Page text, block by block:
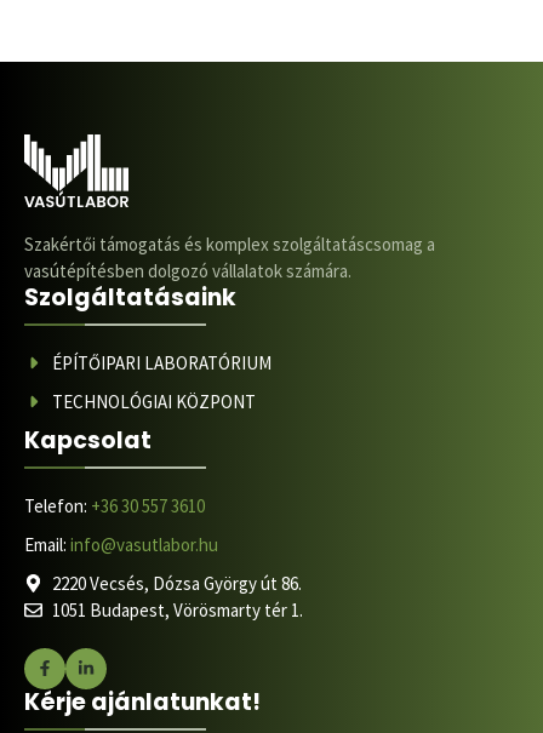
Szakértői támogatás és komplex szolgáltatáscsomag a
vasútépítésben dolgozó vállalatok számára.
Szolgáltatásaink
ÉPÍTŐIPARI LABORATÓRIUM
TECHNOLÓGIAI KÖZPONT
Kapcsolat
Telefon: +36 30 557 3610
Email: info@vasutlabor.hu
2220 Vecsés, Dózsa György út 86.
1051 Budapest, Vörösmarty tér 1.
Kérje ajánlatunkat!